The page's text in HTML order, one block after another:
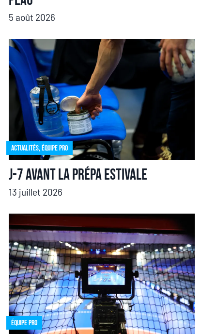
5 août 2026
Actualités,Équipe pro
J-7 avant la prépa estivale
13 juillet 2026
Équipe pro